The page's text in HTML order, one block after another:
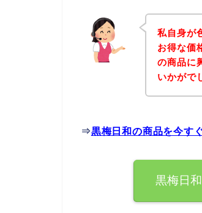
私自身が
お得な価
の商品に
いかがで
⇒黒梅日和の商品を今す
黒梅日